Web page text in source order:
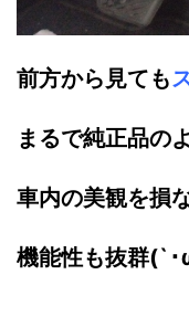
前方から見ても
まるで純正品の
車内の美観を損
機能性も抜群(`･